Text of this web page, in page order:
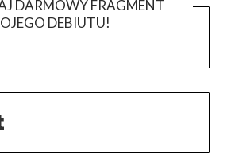
DARMOWY FRAGMENT
DEBIUTU!